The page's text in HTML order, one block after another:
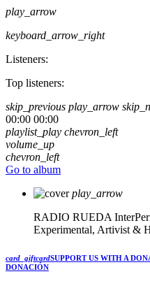
play_arrow
keyboard_arrow_right
Listeners:
Top listeners:
skip_previous play_arrow
00:00 00:00
playlist_play chevron_left
volume_up
chevron_left
Go to album
play_arrow
RADIO RUEDA
Experimental, Artivist &
card_giftcardSUPPORT US WITH A
DONACIÓN